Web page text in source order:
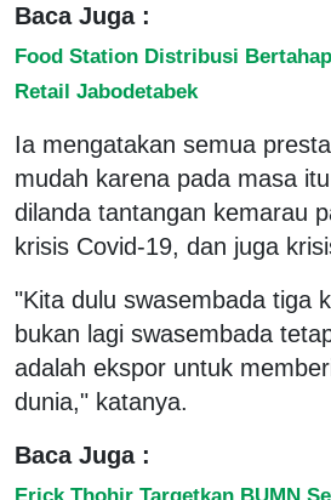
Baca Juga :
Food Station Distribusi
Retail Jabodetabek
Ia mengatakan semua
mudah karena pada masa
dilanda tantangan kemarau
krisis Covid-19, dan juga
"Kita dulu swasembada tiga
bukan lagi swasembada
adalah ekspor untuk
dunia," katanya.
Baca Juga :
Erick Thohir Targetkan BUMN